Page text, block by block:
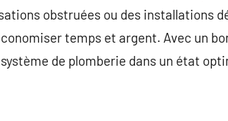
obstruées ou des installations
temps et argent. Avec un
de plomberie dans un état